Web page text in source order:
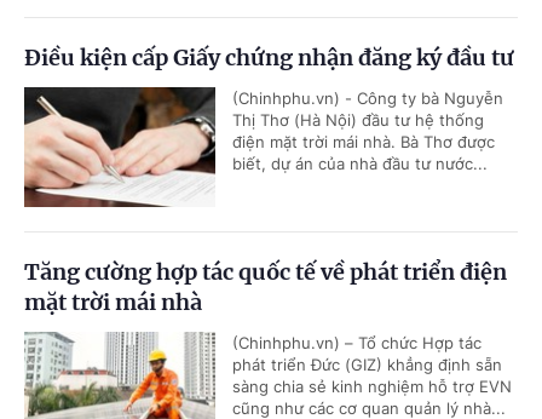
Điều kiện cấp Giấy chứng nhận đăng ký đầu tư
(Chinhphu.vn) - Công ty bà Nguyễn
Thị Thơ (Hà Nội) đầu tư hệ thống
điện mặt trời mái nhà. Bà Thơ được
biết, dự án của nhà đầu tư nước...
Tăng cường hợp tác quốc tế về phát triển điện
mặt trời mái nhà
(Chinhphu.vn) – Tổ chức Hợp tác
phát triển Đức (GIZ) khẳng định sẵn
sàng chia sẻ kinh nghiệm hỗ trợ EVN
cũng như các cơ quan quản lý nhà...